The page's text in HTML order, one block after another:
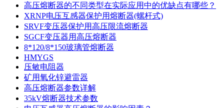
高压熔断器的不同类型在实际应用中的优缺点有哪些？
XRNP电压互感器保护用熔断器(螺杆式)
SRVF变压器保护用高压限流熔断器
SGCF变压器用高压熔断器
8*120/8*150玻璃管熔断器
HMYGS
压敏电阻器
矿用氧化锌避雷器
高压熔断器参数详解
35kV熔断器技术参数